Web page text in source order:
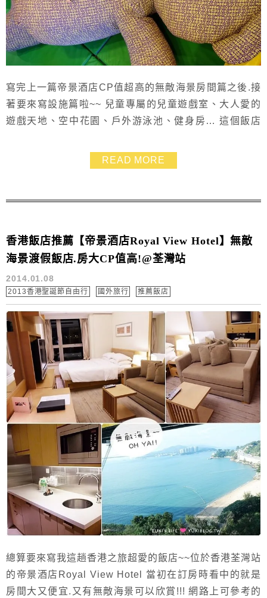
寫完上一篇帝景酒店CP值超高的無敵海景房間篇之後.接
著要來寫設施篇啦~~ 兒童專屬的兒童遊戲室、大人愛的
遊戲天地、空中花園、戶外游泳池、健身房… 這個飯店
熊.西瓜拔喜歡遊戲天地的遊戲機.我玩跳舞機跳的一身
汗...超想在家裡也放一台 ^^
READ MORE
香港飯店推薦【帝景酒店Royal View Hotel】無敵
海景渡假飯店.房大CP值高!@荃灣站
2014.01.08
2013香港聖誕節自由行 國外旅行 推薦飯店
總算要來寫我這趟香港之旅超愛的飯店~~位於香港荃灣站
的帝景酒店Royal View Hotel 當初在訂房時看中的就是
房間大又便宜.又有無敵海景可以欣賞!!! 網路上可參考的